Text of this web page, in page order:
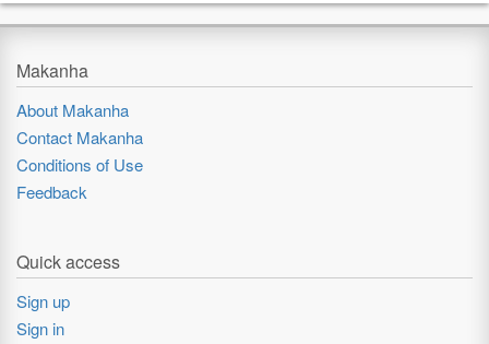
Makanha
About Makanha
Contact Makanha
Conditions of Use
Feedback
Quick access
Sign up
Sign in